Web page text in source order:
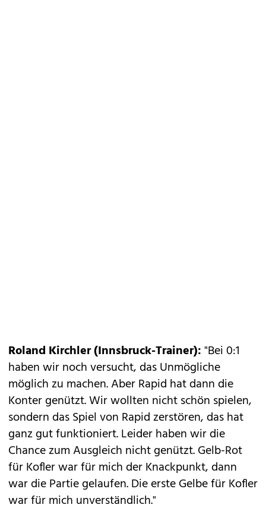
Roland Kirchler (Innsbruck-Trainer):"Bei 0:1
haben wir noch versucht, das Unmögliche
möglich zu machen. Aber Rapid hat dann die
Konter genützt. Wir wollten nicht schön spielen,
sondern das Spiel von Rapid zerstören, das hat
ganz gut funktioniert. Leider haben wir die
Chance zum Ausgleich nicht genützt. Gelb-Rot
für Kofler war für mich der Knackpunkt, dann
war die Partie gelaufen. Die erste Gelbe für Kofler
war für mich unverständlich."